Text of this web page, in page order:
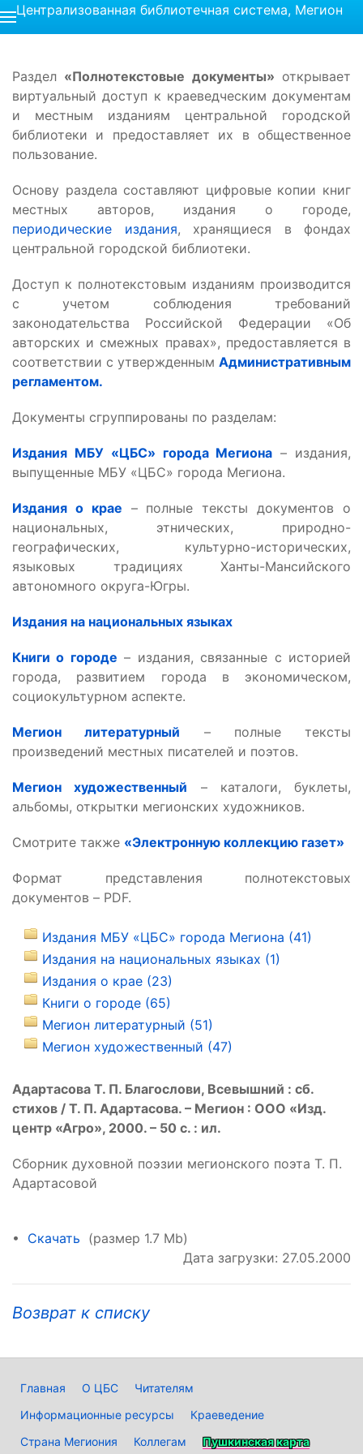
Централизованная библиотечная система, Мегион
Раздел «Полнотекстовые документы» открывает
виртуальный доступ к краеведческим документам
и местным изданиям центральной городской
библиотеки и предоставляет их в общественное
пользование.
Основу раздела составляют цифровые копии книг
местных авторов, издания о городе,
периодические издания, хранящиеся в фондах
центральной городской библиотеки.
Доступ к полнотекстовым изданиям производится
с учетом соблюдения требований
законодательства Российской Федерации «Об
авторских и смежных правах», предоставляется в
соответствии с утвержденным Административным
регламентом.
Документы сгруппированы по разделам:
Издания МБУ «ЦБС» города Мегиона – издания,
выпущенные МБУ «ЦБС» города Мегиона.
Издания о крае – полные тексты документов о
национальных, этнических, природно-
географических, культурно-исторических,
языковых традициях Ханты-Мансийского
автономного округа-Югры.
Издания на национальных языках
Книги о городе – издания, связанные с историей
города, развитием города в экономическом,
социокультурном аспекте.
Мегион литературный – полные тексты
произведений местных писателей и поэтов.
Мегион художественный – каталоги, буклеты,
альбомы, открытки мегионских художников.
Смотрите также «Электронную коллекцию газет»
Формат представления полнотекстовых
документов – PDF.
Издания МБУ «ЦБС» города Мегиона (41)
Издания на национальных языках (1)
Издания о крае (23)
Книги о городе (65)
Мегион литературный (51)
Мегион художественный (47)
Адартасова Т. П. Благослови, Всевышний : сб.
стихов / Т. П. Адартасова. – Мегион : ООО «Изд.
центр «Агро», 2000. – 50 с. : ил.
Сборник духовной поэзии мегионского поэта Т. П.
Адартасовой
• Скачать (размер 1.7 Mb)
Дата загрузки: 27.05.2000
Возврат к списку
Главная О ЦБС
Читателям
Информационные ресурсы
Краеведение
Страна Мегиония
Коллегам Пушкинская карта